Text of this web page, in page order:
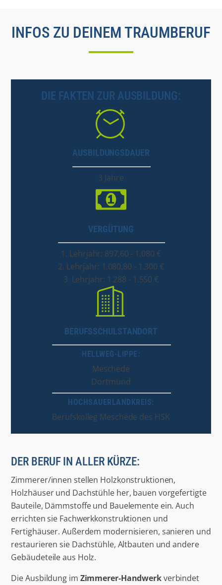
INFOS ZU DEINEM TRAUMBERUF
DIE FAKTEN ZUR AUSBILDUNG:
AUSBILDUNGSDAUER
3 Jahre
VERGÜTUNG
1. Lehrjahr: 897,60 - 1.080 €
2. Lehrjahr: 1.080,80 - 1.300 €
3. Lehrjahr: 1.288 - 1.550 €
BERUFSSCHULSTANDORT
HELLWEG-LIPPE:
Meschede
Dortmund
HOCHSAUERLANDKREIS:
Berufskolleg Meschede des HSK
DER BERUF IN ALLER KÜRZE:
Zimmerer/innen stellen Holzkonstruktionen,
Holzhäuser und Dachstühle her, bauen vorgefertigte
Bauteile, Dämmstoffe und Bauelemente ein. Auch
errichten sie Fachwerkkonstruktionen und
Fertighäuser. Außerdem modernisieren, sanieren und
restaurieren sie Dachstühle, Altbauten und andere
Gebäudeteile aus Holz.
Die Ausbildung im Zimmerer-Handwerkverbindet